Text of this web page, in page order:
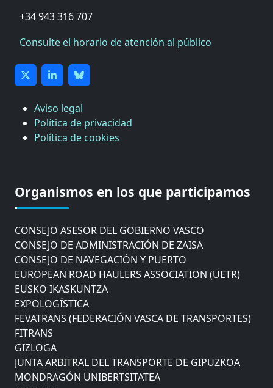
+34 943 316 707
Consulte el horario de atención al público
Aviso legal
Política de privacidad
Política de cookies
Organismos en los que participamos
AYUNTAMIENTO DE DONOSTIA
COMITÉ DE INSPECCION DE GIPUZKOA
CONSEJO ASESOR DEL GOBIERNO VASCO
CONSEJO DE ADMINISTRACIÓN DE ZAISA
CONSEJO DE NAVEGACIÓN Y PUERTO
EUROPEAN ROAD HAULERS ASSOCIATION (UETR)
EUSKO IKASKUNTZA
EXPOLOGÍSTICA
FEVATRANS (FEDERACIÓN VASCA DE TRANSPORTES)
FITRANS
GIZLOGA
JUNTA ARBITRAL DEL TRANSPORTE DE GIPUZKOA
MONDRAGÓN UNIBERTSITATEA